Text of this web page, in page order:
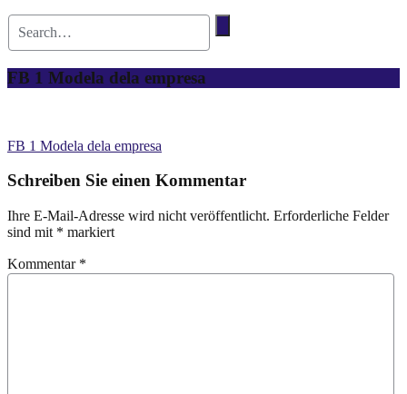
FB 1 Modela dela empresa
FB 1 Modela dela empresa
Schreiben Sie einen Kommentar
Ihre E-Mail-Adresse wird nicht veröffentlicht. Erforderliche Felder
sind mit * markiert
Kommentar *